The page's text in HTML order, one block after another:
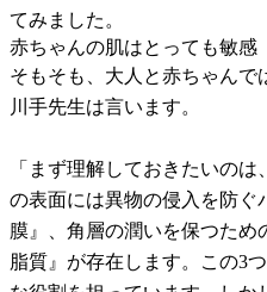
てみました。
赤ちゃんの肌はとっても敏感
そもそも、大人と赤ちゃんで
川手先生は言います。
「まず理解しておきたいの
の表面には異物の侵入を防ぐ
膜』、角層の潤いを保つため
脂質』が存在します。この3